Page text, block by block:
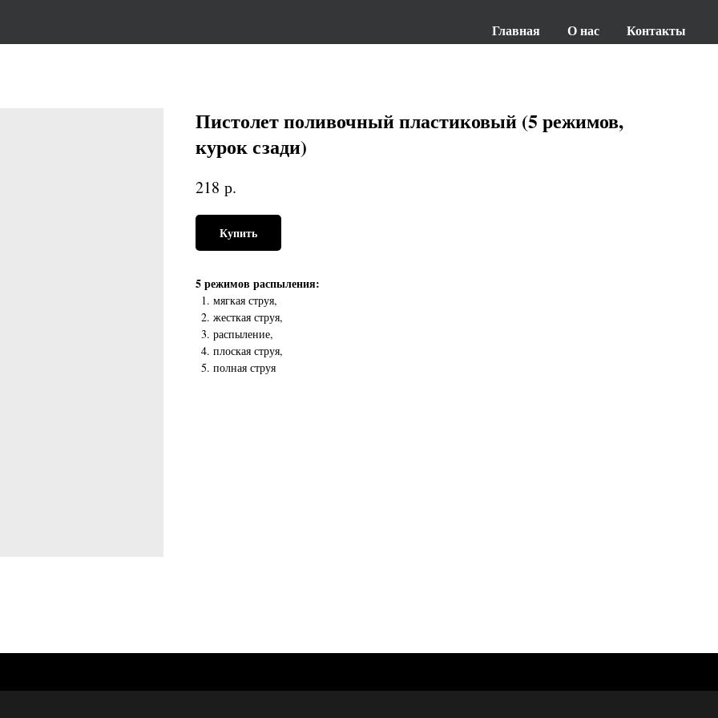
Главная О нас Контакты
Пистолет поливочный пластиковый (5 режимов,
курок сзади)
218 р.
Купить
5 режимов распыления:
мягкая струя,
жесткая струя,
распыление,
плоская струя,
полная струя